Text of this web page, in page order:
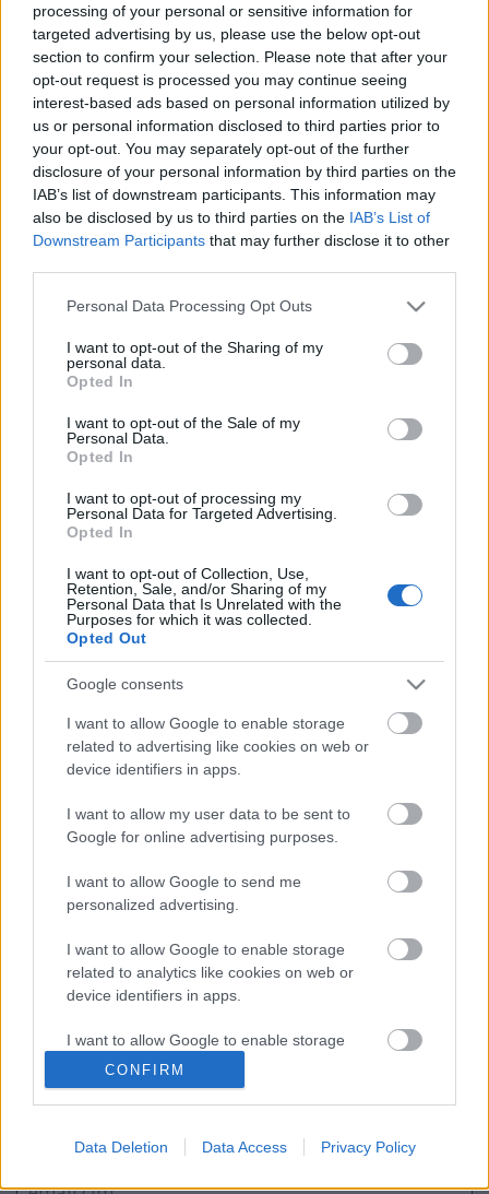
processing of your personal or sensitive information for
targeted advertising by us, please use the below opt-out
section to confirm your selection. Please note that after your
opt-out request is processed you may continue seeing
interest-based ads based on personal information utilized by
us or personal information disclosed to third parties prior to
your opt-out. You may separately opt-out of the further
disclosure of your personal information by third parties on the
IAB’s list of downstream participants. This information may
also be disclosed by us to third parties on the IAB’s List of
Downstream Participants that may further disclose it to other
Please note that this website/app uses one or more Google
not limited to your visit or usage behaviour. You may click to
grant or deny consent to Google and its third-party tags to
use your data for below specified purposes in below Google
consent section.
Personal Data Processing Opt Outs
I want to opt-out of the Sharing of my
personal data.
Opted In
I want to opt-out of the Sale of my
Personal Data.
Opted In
I want to opt-out of processing my
Personal Data for Targeted Advertising.
Opted In
I want to opt-out of Collection, Use,
Retention, Sale, and/or Sharing of my
Personal Data that Is Unrelated with the
Purposes for which it was collected.
Opted Out
Google consents
I want to allow Google to enable storage
related to advertising like cookies on web or
device identifiers in apps.
I want to allow my user data to be sent to
Google for online advertising purposes.
I want to allow Google to send me
personalized advertising.
I want to allow Google to enable storage
related to analytics like cookies on web or
device identifiers in apps.
I want to allow Google to enable storage
related to functionality of the website or app.
I want to allow Google to enable storage
CONFIRM
Data Deletion Data Access Privacy Policy
Harci söprűvel, kefével és más csatatéri eszközökkel
felszerelkezve még a takarítás is élmény lehet. A
MyMiniFactory bővíteni akarja akollekciót, és
bíznak benne, hogy designerek bombázzák majd
őket eredeti ötletekkel. Az eddigi ötből 4 darab
Marco Antonio Pérez Morata munkája.
Ajánlott bejegyzések:
Nikon SLM fémnyomtatóval bővít a
ONE3D a repülőgép- és védelmi ipari
Itt az új CraftBot IDEX MK2
nyomtatócsalád
A Nano Dimension felvásárolja az első
hibrid, fém-kompozit nyomtatót
bemutató Markforgedot
3D nyomtatás adaptív fúvókával
A Wabtec additív megoldása jelentősen
növeli a vasúti áramszedők teljesítményét
Szólj hozzá!
A hozzászóláshoz be kell lépned!